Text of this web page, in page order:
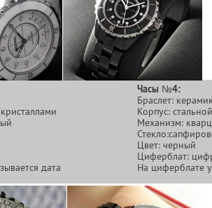
дата
Часы №4:
Браслет:
Корпус:
Механизм:
Цвет: черный
Циферблат:
На циферблате